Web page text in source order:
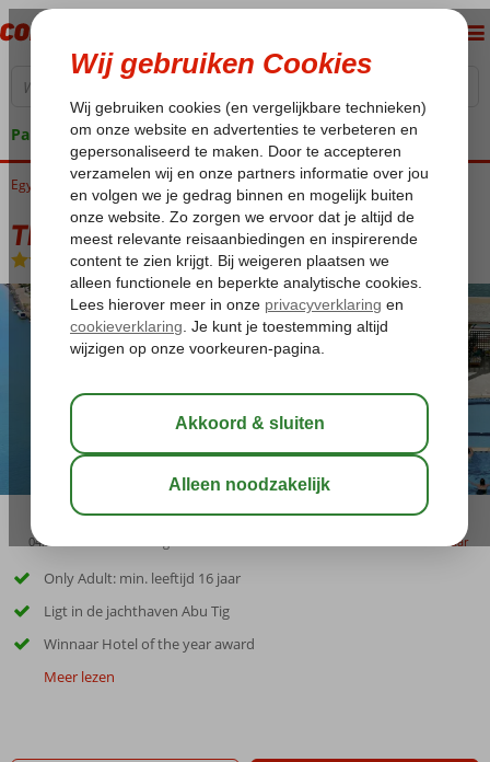
Pakketgarantie
Home
Egypte Rode Zee Hurghada El Gouna Three Corners Ocean View
Three Corners Ocean View
All Inclusive-Hotel
04:50 bewaar
Only Adult: min. leeftijd 16 jaar
Ligt in de jachthaven Abu Tig
Winnaar Hotel of the year award
Meer lezen